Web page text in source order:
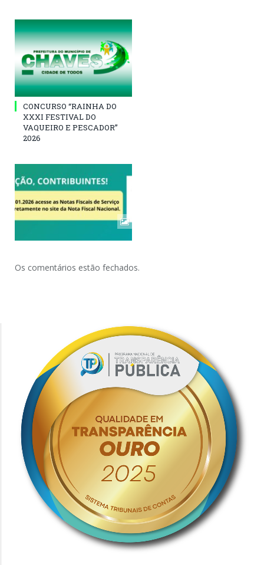
CONCURSO “RAINHA DO
XXXI FESTIVAL DO
VAQUEIRO E PESCADOR”
2026
Os comentários estão fechados.